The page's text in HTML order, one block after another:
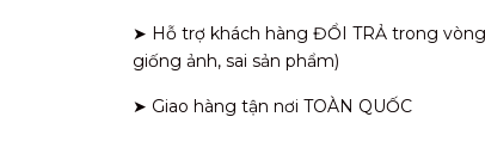
➤ Hỗ trợ khách hàng ĐỔI TRẢ trong
giống ảnh, sai sản phẩm)
➤ Giao hàng tận nơi TOÀN QUỐC